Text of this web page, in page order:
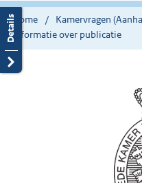
Home
Kamervragen
Informatie over publicatie